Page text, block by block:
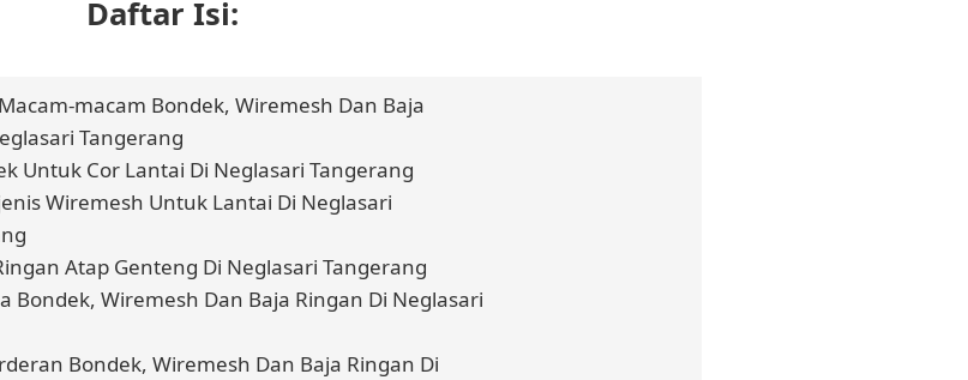
Daftar Isi:
macam Bondek, Wiremesh Dan Baja
Tangerang
Untuk Cor Lantai Di Neglasari Tangerang
Wiremesh Untuk Lantai Di Neglasari
Atap Genteng Di Neglasari Tangerang
Bondek, Wiremesh Dan Baja Ringan Di Neglasari
Bondek, Wiremesh Dan Baja Ringan Di